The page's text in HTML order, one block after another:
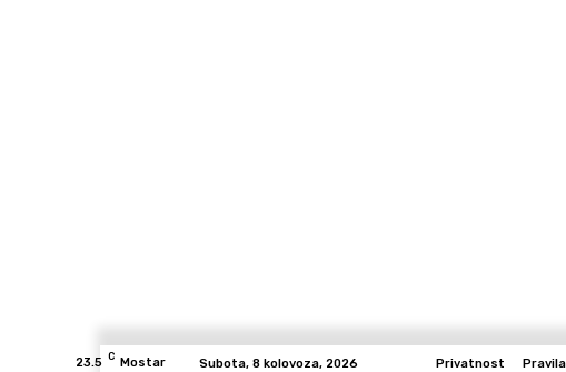
23.5 C Mostar Subota, 8 kolovoza, 2026 Privatnost